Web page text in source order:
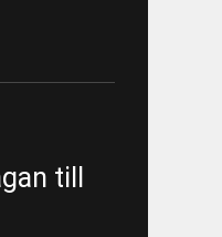
till